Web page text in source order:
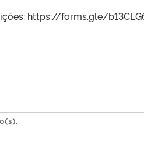
https://forms.gle/